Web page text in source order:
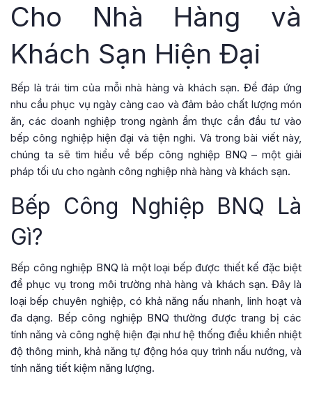
Cho Nhà Hàng và
Khách Sạn Hiện Đại
Bếp là trái tim của mỗi nhà hàng và khách sạn. Để đáp ứng
nhu cầu phục vụ ngày càng cao và đảm bảo chất lượng món
ăn, các doanh nghiệp trong ngành ẩm thực cần đầu tư vào
bếp công nghiệp hiện đại và tiện nghi. Và trong bài viết này,
chúng ta sẽ tìm hiểu về bếp công nghiệp BNQ – một giải
pháp tối ưu cho ngành công nghiệp nhà hàng và khách sạn.
Bếp Công Nghiệp BNQ Là
Gì?
Bếp công nghiệp BNQ là một loại bếp được thiết kế đặc biệt
để phục vụ trong môi trường nhà hàng và khách sạn. Đây là
loại bếp chuyên nghiệp, có khả năng nấu nhanh, linh hoạt và
đa dạng. Bếp công nghiệp BNQ thường được trang bị các
tính năng và công nghệ hiện đại như hệ thống điều khiển nhiệt
độ thông minh, khả năng tự động hóa quy trình nấu nướng, và
tính năng tiết kiệm năng lượng.